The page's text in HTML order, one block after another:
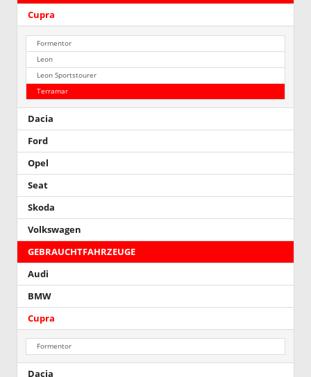
Cupra
Formentor
Leon
Leon Sportstourer
Terramar
Dacia
Ford
Opel
Seat
Skoda
Volkswagen
GEBRAUCHTFAHRZEUGE
Audi
BMW
Cupra
Formentor
Dacia